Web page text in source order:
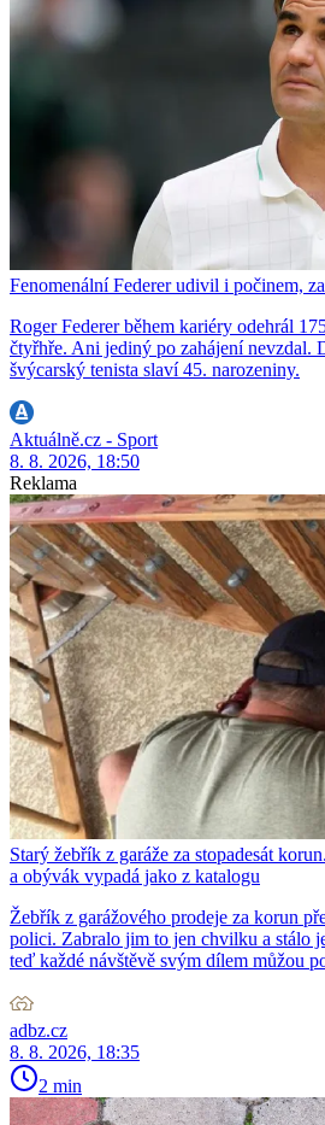
Fenomenální Federer udivil i počinem,
Roger Federer během kariéry odehrál
čtyřhře. Ani jediný po zahájení nevzdal.
švýcarský tenista slaví 45. narozeniny.
Aktuálně.cz - Sport
8. 8. 2026, 18:50
Reklama
Starý žebřík z garáže za stopadesát
a obývák vypadá jako z katalogu
Žebřík z garážového prodeje za korun
polici. Zabralo jim to jen chvilku a stálo
teď každé návštěvě svým dílem můžou
adbz.cz
8. 8. 2026, 18:35
2 min